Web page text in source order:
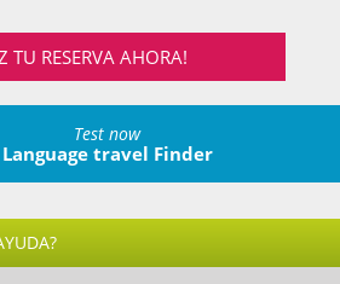
TU RESERVA AHORA!
Test now
Language travel Finder